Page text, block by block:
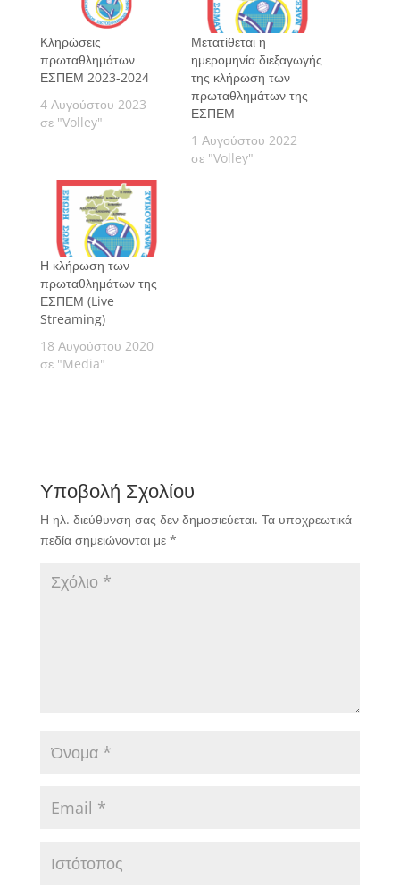
Κληρώσεις
πρωταθλημάτων
ΕΣΠΕΜ 2023-2024
4 Αυγούστου 2023
σε "Volley"
Μετατίθεται η
ημερομηνία διεξαγωγής
της κλήρωση των
πρωταθλημάτων της
ΕΣΠΕΜ
1 Αυγούστου 2022
σε "Volley"
Η κλήρωση των
πρωταθλημάτων της
ΕΣΠΕΜ (Live
Streaming)
18 Αυγούστου 2020
σε "Media"
Υποβολή Σχολίου
Η ηλ. διεύθυνση σας δεν δημοσιεύεται. Τα υποχρεωτικά
πεδία σημειώνονται με *